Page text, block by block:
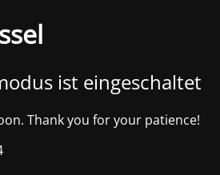
ist eingeschaltet
Thank you for your patience!